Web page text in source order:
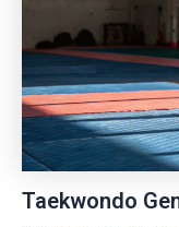
Taekwondo